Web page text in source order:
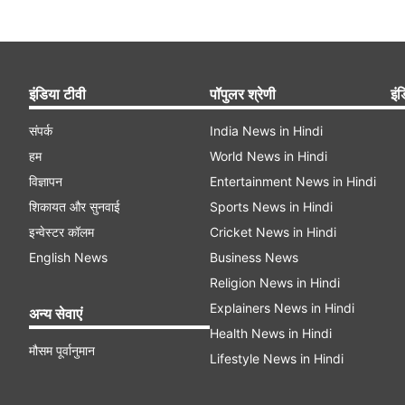
इंडिया टीवी
संपर्क
हम
विज्ञापन
शिकायत और सुनवाई
इन्वेस्टर कॉलम
English News
अन्य सेवाएं
मौसम पूर्वानुमान
पॉपुलर श्रेणी
India News in Hindi
World News in Hindi
Entertainment News in Hindi
Sports News in Hindi
Cricket News in Hindi
Business News
Religion News in Hindi
Explainers News in Hindi
Health News in Hindi
Lifestyle News in Hindi